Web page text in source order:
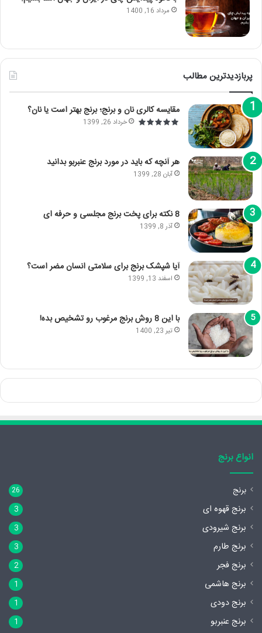
مرداد 16, 1400
پربازدیدترین مطالب
مقایسه کالری نان و برنج؛ برنج بهتر است یا نان؟
خرداد 26, 1399
هر آنچه که باید در مورد برنج عنبربو بدانید
آبان 28, 1399
8 نکته برای پخت برنج مجلسی و حرفه ای
آذر 8, 1399
آیا شپشک برنج برای سلامتی انسان مضر است؟
اسفند 13, 1399
با این 8 روش برنج مرغوب رو تشخیص بده!
تیر 23, 1400
انواع برنج
برنج 26
برنج قهوه ای 3
برنج شیرودی 3
برنج طارم 3
برنج فجر 2
برنج هاشمی 1
برنج دودی 1
برنج عنبربو 1